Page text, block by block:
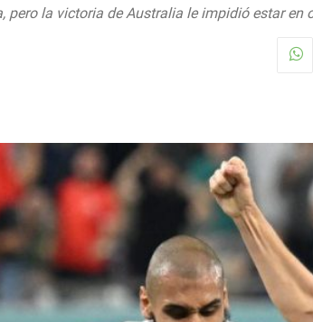
pero la victoria de Australia le impidió estar en